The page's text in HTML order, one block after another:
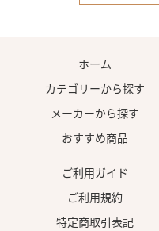
ホーム
カテゴリーから探す
メーカーから探す
おすすめ商品
ご利用ガイド
ご利用規約
特定商取引表記